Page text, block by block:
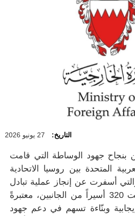
التاريخ: 27 يونيو 2026
بنجاح جهود الوساطة التي قامت
المتحدة بين روسيا الاتحادية
أسفرت عن إنجاز عملية تبادل
جديدة للأسرى تضمنت 320 أسيراً من الجانبين، معتبرةً
وبنّاءة تسهم في دعم جهود